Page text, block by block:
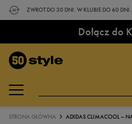
ZWROT DO 30 DNI. W KLUBIE DO 60 DNI.
Dołącz do
STRONA GŁÓWNA ADIDAS CLIMACOOL –